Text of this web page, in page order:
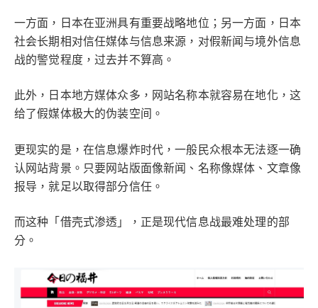
一方面，日本在亚洲具有重要战略地位；另一方面，日本
社会长期相对信任媒体与信息来源，对假新闻与境外信息
战的警觉程度，过去并不算高。
此外，日本地方媒体众多，网站名称本就容易在地化，这
给了假媒体极大的伪装空间。
更现实的是，在信息爆炸时代，一般民众根本无法逐一确
认网站背景。只要网站版面像新闻、名称像媒体、文章像
报导，就足以取得部分信任。
而这种「借壳式渗透」，正是现代信息战最难处理的部
分。